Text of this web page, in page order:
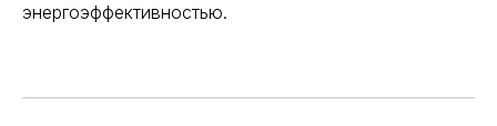
энергоэффективностью.